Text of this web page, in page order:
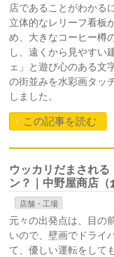
店であることがわかる
立体的なレリーフ看板
め、大きなコーヒー樽
し、遠くから見やすい
ェ」と遊び心のある文
の街並みを水彩画タッ
しました。
この記事を読む
ウッカリだまされ
ン？｜中野屋商店（
店舗・工場
元々の出発点は、目の
いので、壁画でドライ
て、優しい運転をして